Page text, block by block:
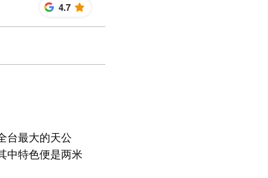
4.7 星
台最大的天公
中特色便是两米